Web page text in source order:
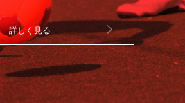
詳しく見る